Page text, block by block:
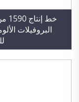
البروفيلات